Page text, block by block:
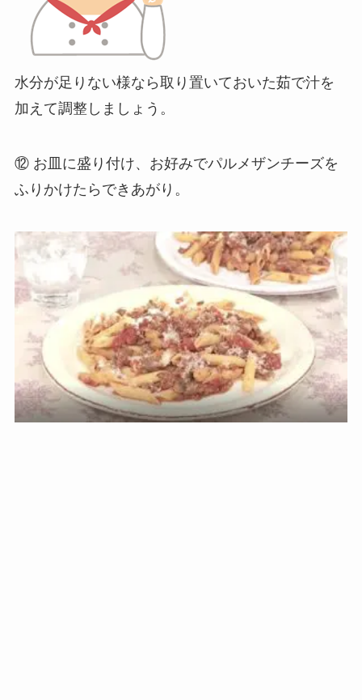
水分が足りない様なら取り置いておいた茹で汁を
加えて調整しましょう。
⑫ お皿に盛り付け、お好みでパルメザンチーズを
ふりかけたらできあがり。